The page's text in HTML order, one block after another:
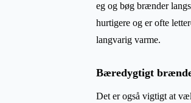
eg og bøg brænder
hurtigere og er ofte
langvarig varme.
Bæredygtigt
Det er også vigtigt at